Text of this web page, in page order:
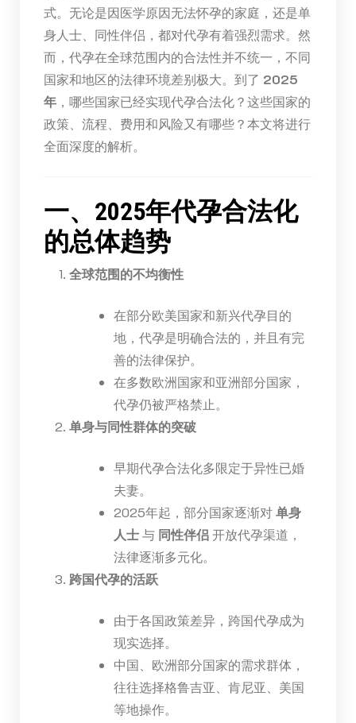
式。无论是因医学原因无法怀孕的家庭，还是单
身人士、同性伴侣，都对代孕有着强烈需求。然
而，代孕在全球范围内的合法性并不统一，不同
国家和地区的法律环境差别极大。到了 2025
年，哪些国家已经实现代孕合法化？这些国家的
政策、流程、费用和风险又有哪些？本文将进行
全面深度的解析。
一、2025年代孕合法化
的总体趋势
全球范围的不均衡性
在部分欧美国家和新兴代孕目的
地，代孕是明确合法的，并且有完
善的法律保护。
在多数欧洲国家和亚洲部分国家，
代孕仍被严格禁止。
单身与同性群体的突破
早期代孕合法化多限定于异性已婚
夫妻。
2025年起，部分国家逐渐对单身
人士与 同性伴侣开放代孕渠道，
法律逐渐多元化。
跨国代孕的活跃
由于各国政策差异，跨国代孕成为
现实选择。
中国、欧洲部分国家的需求群体，
往往选择格鲁吉亚、肯尼亚、美国
等地操作。